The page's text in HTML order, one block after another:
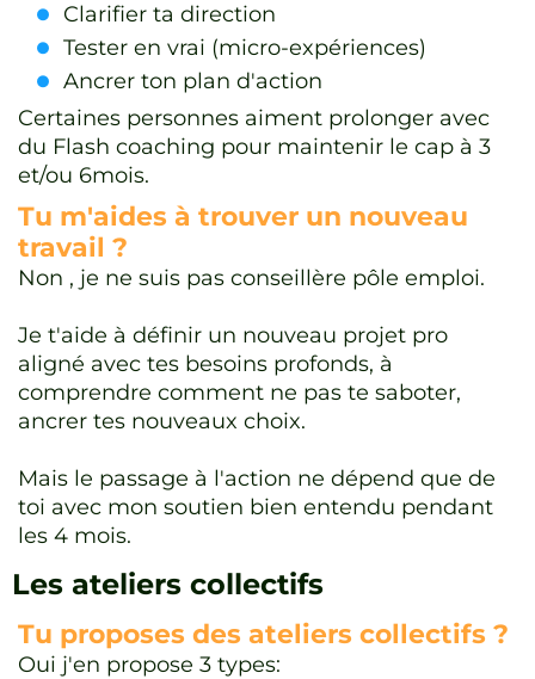
Clarifier ta direction
Tester en vrai (micro-expériences)
Ancrer ton plan d'action
Certaines personnes aiment prolonger avec
du Flash coaching pour maintenir le cap à 3
et/ou 6mois.
Tu m'aides à trouver un nouveau
travail ?
Non , je ne suis pas conseillère pôle emploi.
Je t'aide à définir un nouveau projet pro
aligné avec tes besoins profonds, à
comprendre comment ne pas te saboter,
ancrer tes nouveaux choix.
Mais le passage à l'action ne dépend que de
toi avec mon soutien bien entendu pendant
les 4 mois.
Les ateliers collectifs
Tu proposes des ateliers collectifs ?
Oui j'en propose 3 types: